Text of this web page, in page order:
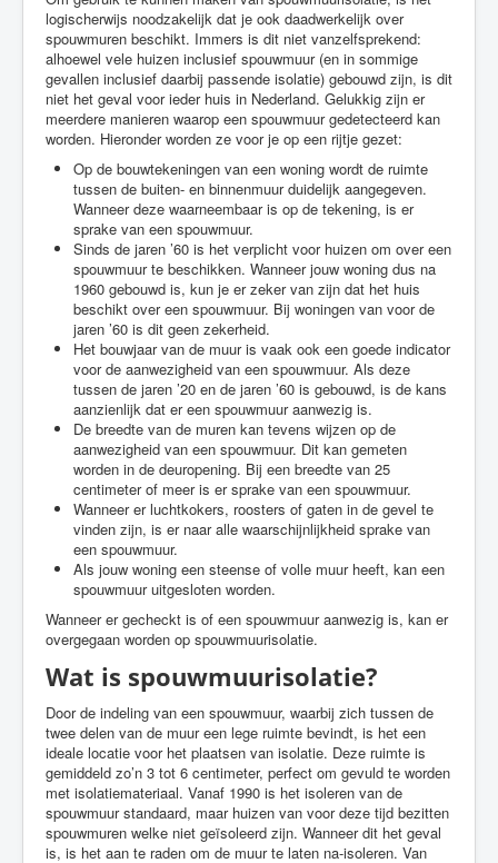
logischerwijs noodzakelijk dat je ook daadwerkelijk over
spouwmuren beschikt. Immers is dit niet vanzelfsprekend:
alhoewel vele huizen inclusief spouwmuur (en in sommige
gevallen inclusief daarbij passende isolatie) gebouwd zijn, is dit
niet het geval voor ieder huis in Nederland. Gelukkig zijn er
meerdere manieren waarop een spouwmuur gedetecteerd kan
worden. Hieronder worden ze voor je op een rijtje gezet:
Op de bouwtekeningen van een woning wordt de ruimte
tussen de buiten- en binnenmuur duidelijk aangegeven.
Wanneer deze waarneembaar is op de tekening, is er
sprake van een spouwmuur.
Sinds de jaren ’60 is het verplicht voor huizen om over een
spouwmuur te beschikken. Wanneer jouw woning dus na
1960 gebouwd is, kun je er zeker van zijn dat het huis
beschikt over een spouwmuur. Bij woningen van voor de
jaren ’60 is dit geen zekerheid.
Het bouwjaar van de muur is vaak ook een goede indicator
voor de aanwezigheid van een spouwmuur. Als deze
tussen de jaren ’20 en de jaren ’60 is gebouwd, is de kans
aanzienlijk dat er een spouwmuur aanwezig is.
De breedte van de muren kan tevens wijzen op de
aanwezigheid van een spouwmuur. Dit kan gemeten
worden in de deuropening. Bij een breedte van 25
centimeter of meer is er sprake van een spouwmuur.
Wanneer er luchtkokers, roosters of gaten in de gevel te
vinden zijn, is er naar alle waarschijnlijkheid sprake van
een spouwmuur.
Als jouw woning een steense of volle muur heeft, kan een
spouwmuur uitgesloten worden.
Wanneer er gecheckt is of een spouwmuur aanwezig is, kan er
overgegaan worden op spouwmuurisolatie.
Wat is spouwmuurisolatie?
Door de indeling van een spouwmuur, waarbij zich tussen de
twee delen van de muur een lege ruimte bevindt, is het een
ideale locatie voor het plaatsen van isolatie. Deze ruimte is
gemiddeld zo’n 3 tot 6 centimeter, perfect om gevuld te worden
met isolatiemateriaal. Vanaf 1990 is het isoleren van de
spouwmuur standaard, maar huizen van voor deze tijd bezitten
spouwmuren welke niet geïsoleerd zijn. Wanneer dit het geval
is, is het aan te raden om de muur te laten na-isoleren. Van